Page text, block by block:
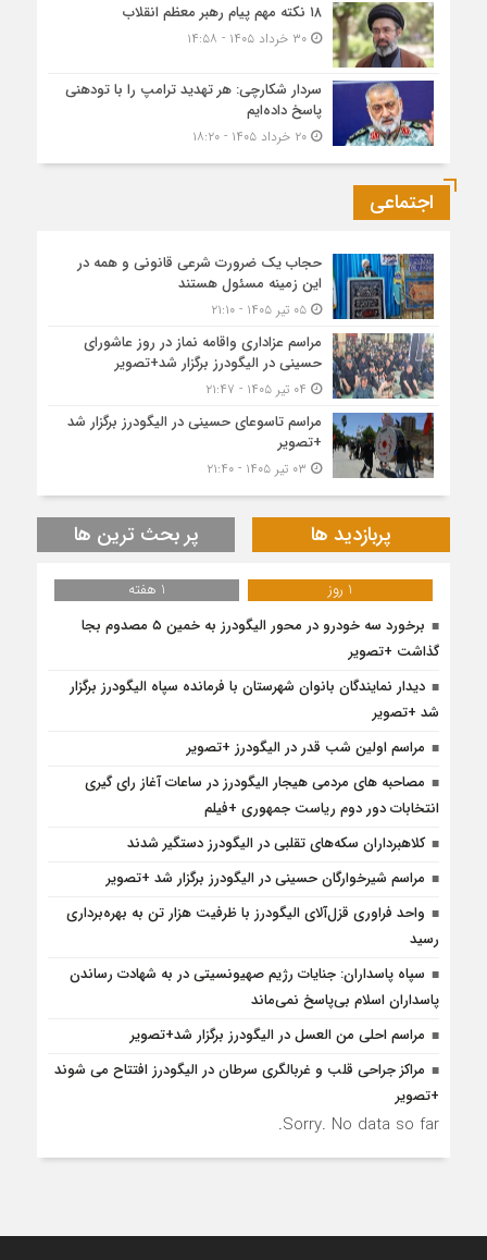
۱۸ نکته مهم پیام رهبر معظم انقلاب
۳۰ خرداد ۱۴۰۵ - ۱۴:۵۸
سردار شکارچی: هر تهدید ترامپ را با تودهنی
پاسخ داده‌ایم
۲۰ خرداد ۱۴۰۵ - ۱۸:۲۰
اجتماعی
حجاب یک ضرورت شرعی قانونی و همه در
این زمینه مسئول هستند
۰۵ تیر ۱۴۰۵ - ۲۱:۱۰
مراسم عزاداری واقامه نماز در روز عاشورای
حسینی در الیگودرز برگزار شد+تصویر
مراسم تاسوعای حسینی در الیگودرز برگزار شد
+تصویر
پربازدید ها پر بحث ترین ها
1 روز
1 هفته
برخورد سه خودرو در محور الیگودرز به خمین ۵ مصدوم بجا
گذاشت +تصویر
دیدار نمایندگان بانوان شهرستان با فرمانده سپاه الیگودرز برگزار
شد +تصویر
مراسم اولین شب قدر در الیگودرز +تصویر
مصاحبه های مردمی هیجار الیگودرز در ساعات آغاز رای گیری
انتخابات دور دوم ریاست جمهوری +فیلم
کلاهبرداران سکه‌های تقلبی در الیگودرز دستگیر شدند
مراسم شیرخوارگان حسینی در الیگودرز برگزار شد +تصویر
واحد فراوری قزل‌آلای الیگودرز با ظرفیت هزار تن به بهره‌برداری
رسید
سپاه پاسداران: جنایات رژیم صهیونسیتی در به شهادت رساندن
پاسداران اسلام بی‌پاسخ نمی‌ماند
مراسم احلی من العسل در الیگودرز برگزار شد+تصویر
مراکز جراحی قلب و غربالگری سرطان در الیگودرز افتتاح می شوند
+تصویر
Sorry. No data so far.